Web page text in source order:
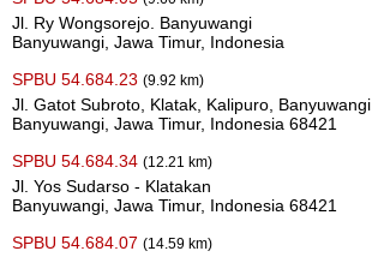
Jl. Ry Wongsorejo. Banyuwangi
Banyuwangi, Jawa Timur, Indonesia
SPBU 54.684.23 (9.92 km)
Jl. Gatot Subroto, Klatak, Kalipuro, Banyuwangi
Banyuwangi, Jawa Timur, Indonesia 68421
SPBU 54.684.34 (12.21 km)
Jl. Yos Sudarso - Klatakan
Banyuwangi, Jawa Timur, Indonesia 68421
SPBU 54.684.07 (14.59 km)